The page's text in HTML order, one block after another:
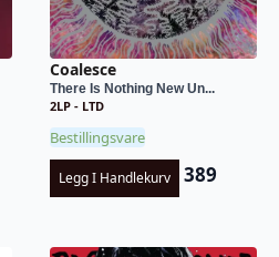
Coalesce
There Is Nothing New Un...
2LP - LTD
Bestillingsvare
Legg I Handlekurv 389